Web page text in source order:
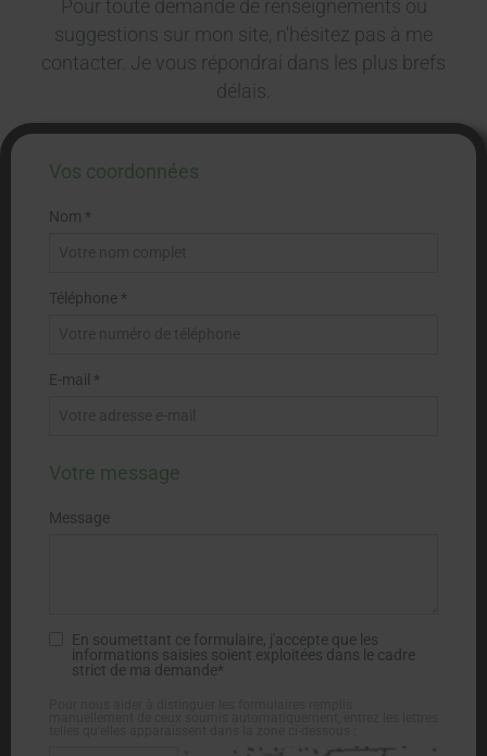
Pour toute demande de renseignements ou
suggestions sur mon site, n'hésitez pas à me
contacter. Je vous répondrai dans les plus brefs
délais.
Vos coordonnées
Nom *
Téléphone *
E-mail *
Votre message
Message
En soumettant ce formulaire, j'accepte que les
informations saisies soient exploitées dans le cadre
strict de ma demande*